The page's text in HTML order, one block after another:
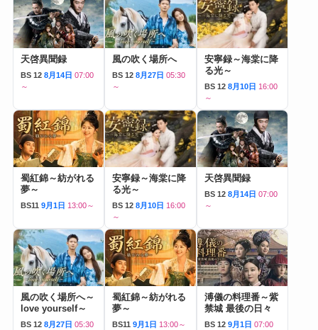
天啓異聞録
BS 12 8月14日 07:00
～
風の吹く場所へ
BS 12 8月27日 05:30
～
安寧録～海棠に降
る光～
BS 12 8月10日 16:00
～
蜀紅錦～紡がれる
夢～
BS11 9月1日 13:00～
安寧録～海棠に降
る光～
BS 12 8月10日 16:00
～
天啓異聞録
BS 12 8月14日 07:00
～
風の吹く場所へ～
love yourself～
BS 12 8月27日 05:30
蜀紅錦～紡がれる
夢～
BS11 9月1日 13:00～
溥儀の料理番～紫
禁城 最後の日々
BS 12 9月1日 07:00